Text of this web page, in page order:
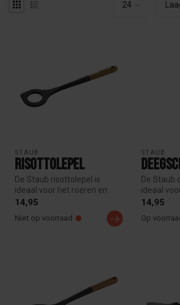
STAUB
Risottolepel
De Staub risottolepel is
ideaal voor het roeren en
serveren van risotto, rijstge...
14,95
Niet op voorraad
STAUB
De Staub
ideaal
schrapen
14,95
Op